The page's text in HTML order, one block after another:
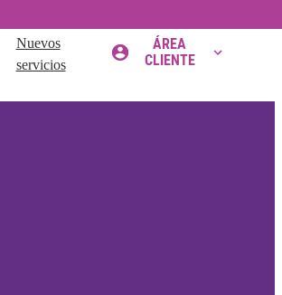
Nuevos
servicios
ÁREA
CLIENTE